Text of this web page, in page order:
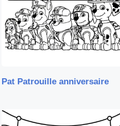
Pat Patrouille anniversaire